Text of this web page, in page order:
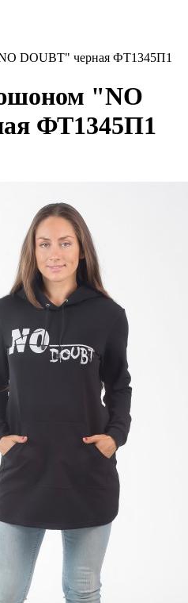
DOUBT" черная ФТ1345П1
"NO
ФТ1345П1